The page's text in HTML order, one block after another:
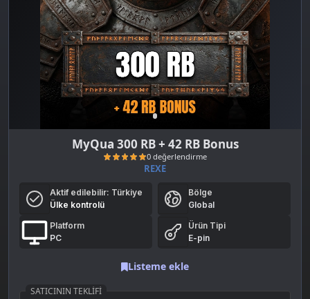
MyQua 300 RB + 42 RB Bonus
0 değerlendirme
REXE
Aktif edilebilir: Türkiye
Ülke kontrolü
Bölge
Global
Platform
PC
Ürün Tipi
E-pin
Listeme ekle
SATICININ TEKLIFI